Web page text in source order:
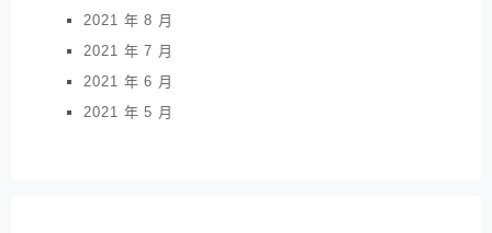
2021 年 8 月
2021 年 7 月
2021 年 6 月
2021 年 5 月